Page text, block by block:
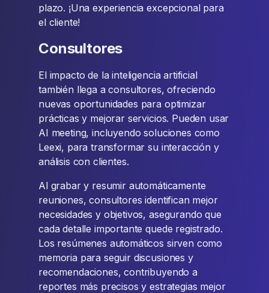
plazo. ¡Una experiencia excepcional para
el cliente!
Consultores
El impacto de la inteligencia artificial
también llega a consultores, ofreciendo
nuevas oportunidades para optimizar
prácticas y mejorar servicios. Pueden usar
AI meeting, incluyendo soluciones como
Leexi, para transformar su interacción y
análisis con clientes.
Al grabar y resumir automáticamente
reuniones, consultores identifican mejor
necesidades y objetivos, asegurando que
cada detalle importante quede registrado.
Los resúmenes automáticos sirven como
memoria para seguir discusiones y
recomendaciones, contribuyendo a
reportes más precisos y estrategias mejor